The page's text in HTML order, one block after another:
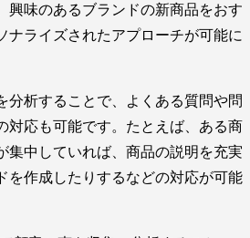
興味のあるブランドの新商品をおす
ナライズされたアプローチが可能に
分析することで、よくある質問や問
対応も可能です。たとえば、ある商
集中していれば、商品の説明を充実
を作成したりするなどの対応が可能